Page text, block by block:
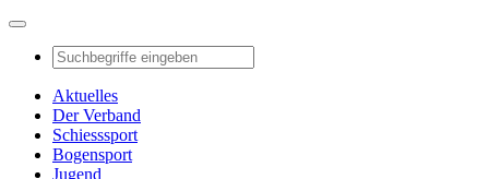
Aktuelles
Der Verband
Schiesssport
Bogensport
Jugend